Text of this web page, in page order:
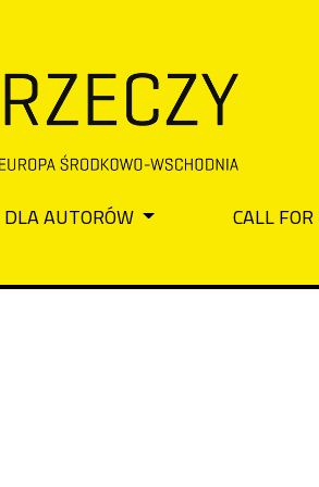
DLA AUTORÓW CALL